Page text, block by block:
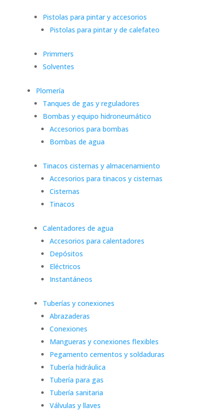
Pistolas para pintar y accesorios
Pistolas para pintar y de calefateo
Primmers
Solventes
Plomería
Tanques de gas y reguladores
Bombas y equipo hidroneumático
Accesorios para bombas
Bombas de agua
Tinacos cisternas y almacenamiento
Accesorios para tinacos y cisternas
Cisternas
Tinacos
Calentadores de agua
Accesorios para calentadores
Depósitos
Eléctricos
Instantáneos
Tuberías y conexiones
Abrazaderas
Conexiones
Mangueras y conexiones flexibles
Pegamento cementos y soldaduras
Tubería hidráulica
Tubería para gas
Tubería sanitaria
Válvulas y llaves